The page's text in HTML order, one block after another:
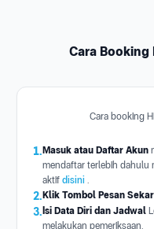
Cara Booking
Cara booking
1. Masuk atau Daftar Akun
mendaftar terlebih dahulu
aktif disini .
2. Klik Tombol Pesan
3. Isi Data Diri dan Jadwal
melakukan pemeriksaan.